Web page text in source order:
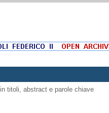
in titoli, abstract e parole chiave